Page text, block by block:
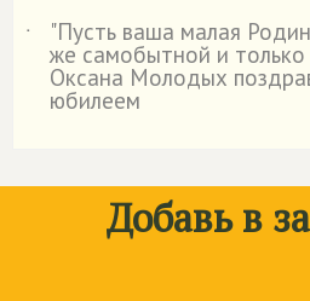
˙
"Пусть ваша малая
же самобытной и только
Оксана Молодых
юбилеем
Добавь в